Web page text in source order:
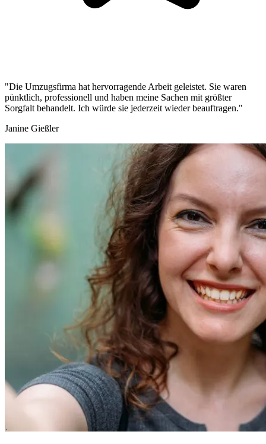
"Die Umzugsfirma hat hervorragende Arbeit geleistet. Sie waren
pünktlich, professionell und haben meine Sachen mit größter
Sorgfalt behandelt. Ich würde sie jederzeit wieder beauftragen."
Janine Gießler